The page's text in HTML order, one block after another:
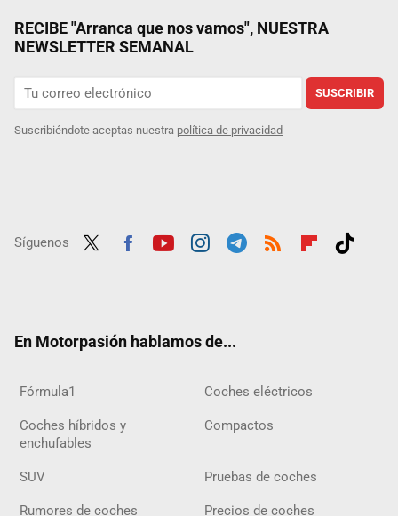
RECIBE "Arranca que nos vamos", NUESTRA
NEWSLETTER SEMANAL
SUSCRIBIR
Suscribiéndote aceptas nuestra política de privacidad
Síguenos
En Motorpasión hablamos de...
Fórmula1 Coches eléctricos
Coches híbridos y
enchufables
Compactos
SUV Pruebas de coches
Rumores de coches Precios de coches